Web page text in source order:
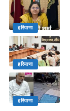
हरियाणा
हरियाणा
हरियाणा